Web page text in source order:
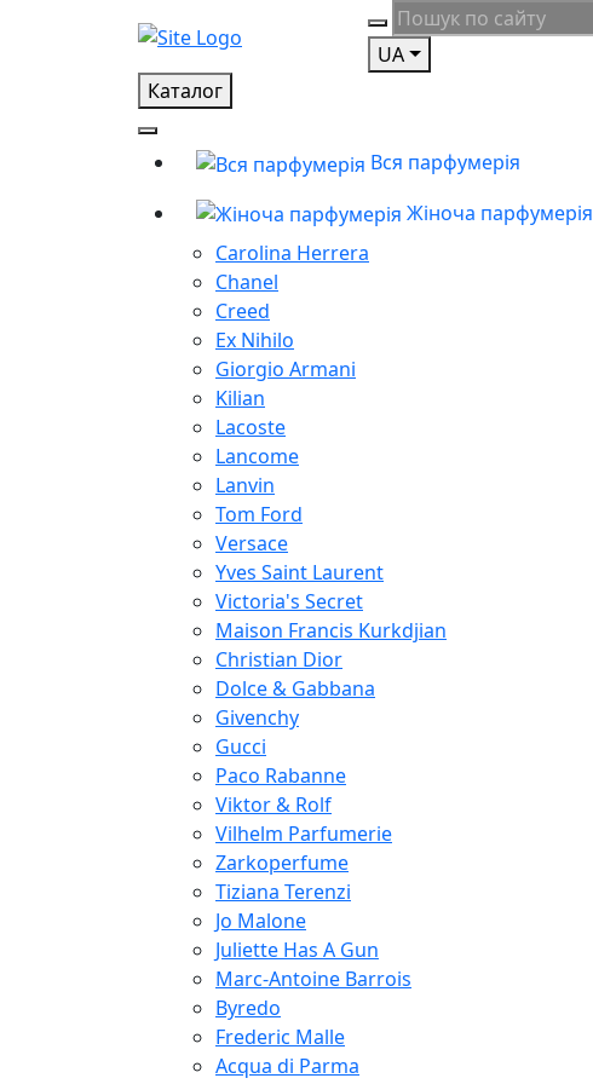
UA
Каталог
Вся парфумерія
Жіноча парфумерія
Carolina Herrera
Chanel
Creed
Ex Nihilo
Giorgio Armani
Kilian
Lacoste
Lancome
Lanvin
Tom Ford
Versace
Yves Saint Laurent
Victoria's Secret
Maison Francis Kurkdjian
Christian Dior
Dolce & Gabbana
Givenchy
Gucci
Paco Rabanne
Viktor & Rolf
Vilhelm Parfumerie
Zarkoperfume
Tiziana Terenzi
Jo Malone
Juliette Has A Gun
Marc-Antoine Barrois
Byredo
Frederic Malle
Acqua di Parma